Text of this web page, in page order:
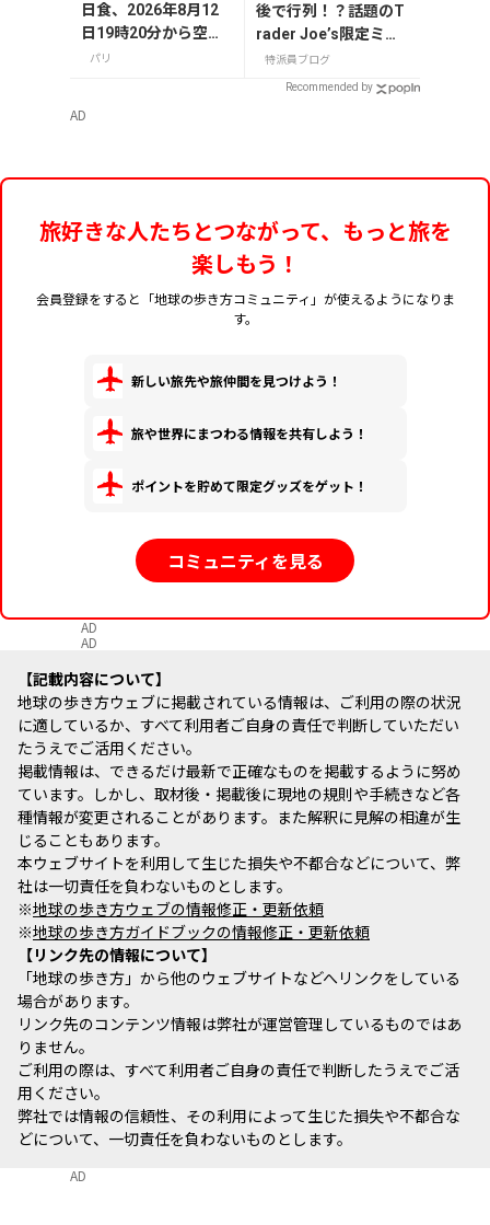
日食、2026年8月12
日19時20分から空を
見上げよう
パリ
後で行列！？話題のT
rader Joe’s限定ミニ
トート発売日レポ
特派員ブログ
Recommended by
AD
旅好きな人たちとつながって、もっと旅を
楽しもう！
会員登録をすると「地球の歩き方コミュニティ」が使えるようになりま
す。
新しい旅先や旅仲間を見つけよう！
旅や世界にまつわる情報を共有しよう！
ポイントを貯めて限定グッズをゲット！
コミュニティを見る
AD
AD
記載内容について
地球の歩き方ウェブに掲載されている情報は、ご利用の際の状況
に適しているか、すべて利用者ご自身の責任で判断していただい
たうえでご活用ください。
掲載情報は、できるだけ最新で正確なものを掲載するように努め
ています。しかし、取材後・掲載後に現地の規則や手続きなど各
種情報が変更されることがあります。また解釈に見解の相違が生
じることもあります。
本ウェブサイトを利用して生じた損失や不都合などについて、弊
社は一切責任を負わないものとします。
※地球の歩き方ウェブの情報修正・更新依頼
※地球の歩き方ガイドブックの情報修正・更新依頼
リンク先の情報について
「地球の歩き方」から他のウェブサイトなどへリンクをしている
場合があります。
リンク先のコンテンツ情報は弊社が運営管理しているものではあ
りません。
ご利用の際は、すべて利用者ご自身の責任で判断したうえでご活
用ください。
弊社では情報の信頼性、その利用によって生じた損失や不都合な
どについて、一切責任を負わないものとします。
AD